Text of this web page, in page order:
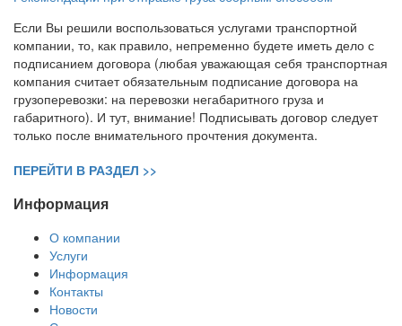
Если Вы решили воспользоваться услугами транспортной
компании, то, как правило, непременно будете иметь дело с
подписанием договора (любая уважающая себя транспортная
компания считает обязательным подписание договора на
грузоперевозки: на перевозки негабаритного груза и
габаритного). И тут, внимание! Подписывать договор следует
только после внимательного прочтения документа.
ПЕРЕЙТИ В РАЗДЕЛ >>
Информация
О компании
Услуги
Информация
Контакты
Новости